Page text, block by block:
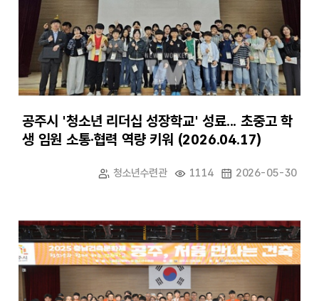
공주시 '청소년 리더십 성장학교' 성료... 초중고 학
생 임원 소통·협력 역량 키워 (2026.04.17)
청소년수련관 1114 2026-05-30